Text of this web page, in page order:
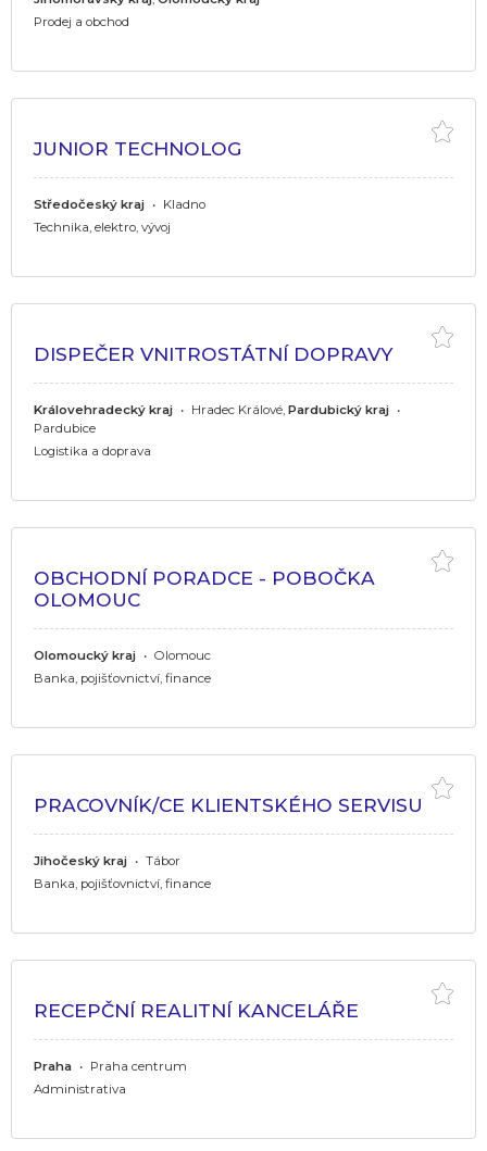
Prodej a obchod
JUNIOR TECHNOLOG
Středočeský kraj • Kladno
Technika, elektro, vývoj
DISPEČER VNITROSTÁTNÍ DOPRAVY
Královehradecký kraj • Hradec Králové, Pardubický kraj •
Pardubice
Logistika a doprava
OBCHODNÍ PORADCE - POBOČKA
OLOMOUC
Olomoucký kraj • Olomouc
Banka, pojišťovnictví, finance
PRACOVNÍK/CE KLIENTSKÉHO SERVISU
Jihočeský kraj • Tábor
Banka, pojišťovnictví, finance
RECEPČNÍ REALITNÍ KANCELÁŘE
Praha • Praha centrum
Administrativa